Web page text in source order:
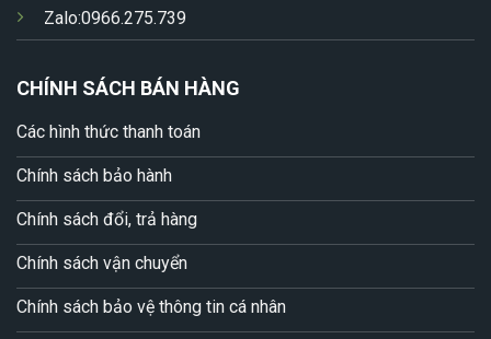
Zalo:0966.275.739
CHÍNH SÁCH BÁN HÀNG
Các hình thức thanh toán
Chính sách bảo hành
Chính sách đổi, trả hàng
Chính sách vận chuyển
Chính sách bảo vệ thông tin cá nhân